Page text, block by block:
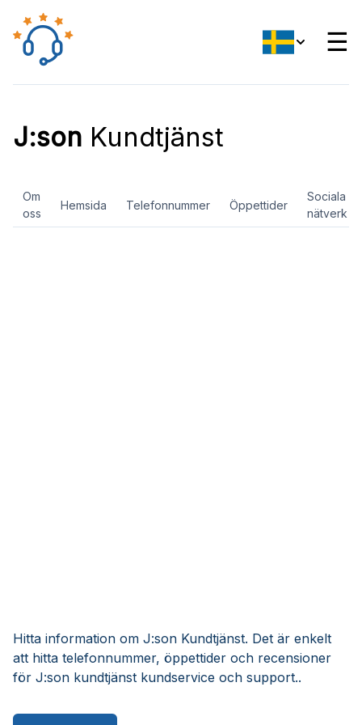
☰
J:son Kundtjänst
Om
oss
Hemsida Telefonnummer Öppettider
Sociala
nätverk
Hitta information om J:son Kundtjänst. Det är enkelt
att hitta telefonnummer, öppettider och recensioner
för J:son kundtjänst kundservice och support..